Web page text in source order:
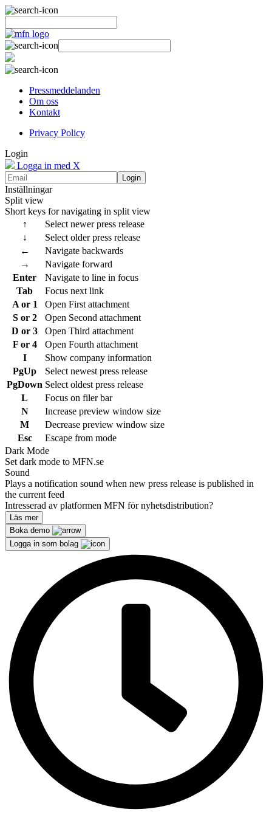
Pressmeddelanden
Om oss
Kontakt
Privacy Policy
Login
Logga in med X
Login
Inställningar
Split view
Short keys for navigating in split view
↑
Select newer press release
↓
Select older press release
←
Navigate backwards
→
Navigate forward
Enter
Navigate to line in focus
Tab
Focus next link
A or 1
Open First attachment
S or 2
Open Second attachment
D or 3
Open Third attachment
F or 4
Open Fourth attachment
I
Show company information
PgUp
Select newest press release
PgDown Select oldest press release
L
Focus on filer bar
N
Increase preview window size
M
Decrease preview window size
Esc
Escape from mode
Dark Mode
Set dark mode to MFN.se
Sound
Plays a notification sound when new press release is published in
the current feed
Intresserad av platformen MFN för nyhetsdistribution?
Läs mer
Boka demo
Logga in som bolag